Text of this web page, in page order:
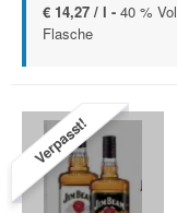
€ 14,27 / l - 40 %
Flasche
Verpasst!